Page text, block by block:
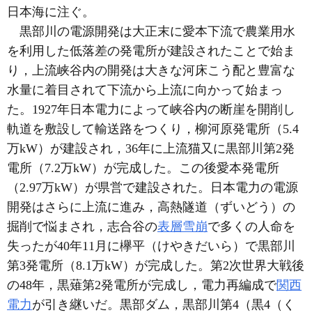
日本海に注ぐ。
黒部川の電源開発は大正末に愛本下流で農業用水
を利用した低落差の発電所が建設されたことで始ま
り，上流峡谷内の開発は大きな河床こう配と豊富な
水量に着目されて下流から上流に向かって始まっ
た。1927年日本電力によって峡谷内の断崖を開削し
軌道を敷設して輸送路をつくり，柳河原発電所（5.4
万kW）が建設され，36年に上流猫又に黒部川第2発
電所（7.2万kW）が完成した。この後愛本発電所
（2.97万kW）が県営で建設された。日本電力の電源
開発はさらに上流に進み，高熱隧道（ずいどう）の
掘削で悩まされ，志合谷の表層雪崩で多くの人命を
失ったが40年11月に欅平（けやきだいら）で黒部川
第3発電所（8.1万kW）が完成した。第2次世界大戦後
の48年，黒薙第2発電所が完成し，電力再編成で関西
電力が引き継いだ。黒部ダム，黒部川第4（黒4（く